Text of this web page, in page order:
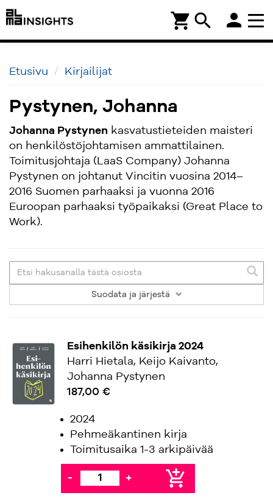
search
shopping_cart person
Etusivu Kirjailijat
Pystynen, Johanna
Johanna Pystynen kasvatustieteiden maisteri
on henkilöstöjohtamisen ammattilainen.
Toimitusjohtaja (LaaS Company) Johanna
Pystynen on johtanut Vincitin vuosina 2014–
2016 Suomen parhaaksi ja vuonna 2016
Euroopan parhaaksi työpaikaksi (Great Place to
Work).
Suodata ja järjestä
Esihenkilön käsikirja 2024
Harri Hietala, Keijo Kaivanto,
Johanna Pystynen
187,00 €
2024
Pehmeäkantinen kirja
Toimitusaika 1-3 arkipäivää
- + add_shopping_cart